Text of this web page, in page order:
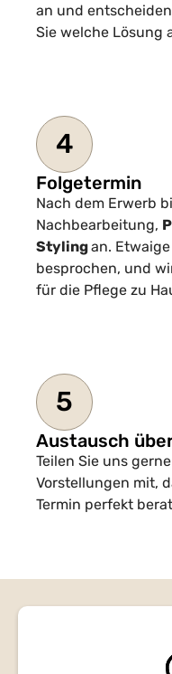
an und entscheiden
Sie welche Lösung
4
Folgetermin
Nach dem Erwerb
Nachbearbeitung,
Stylingan.
besprochen, und
für die Pflege zu
5
Austausch
Teilen Sie uns
Vorstellungen mit,
Termin perfekt